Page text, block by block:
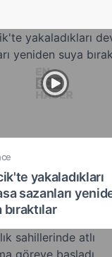
yakaladıkları
sazanları
bıraktılar